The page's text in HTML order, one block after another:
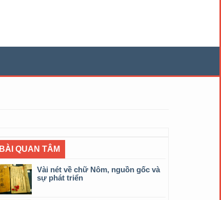
BÀI QUAN TÂM
Vài nét về chữ Nôm, nguồn gốc và
sự phát triển